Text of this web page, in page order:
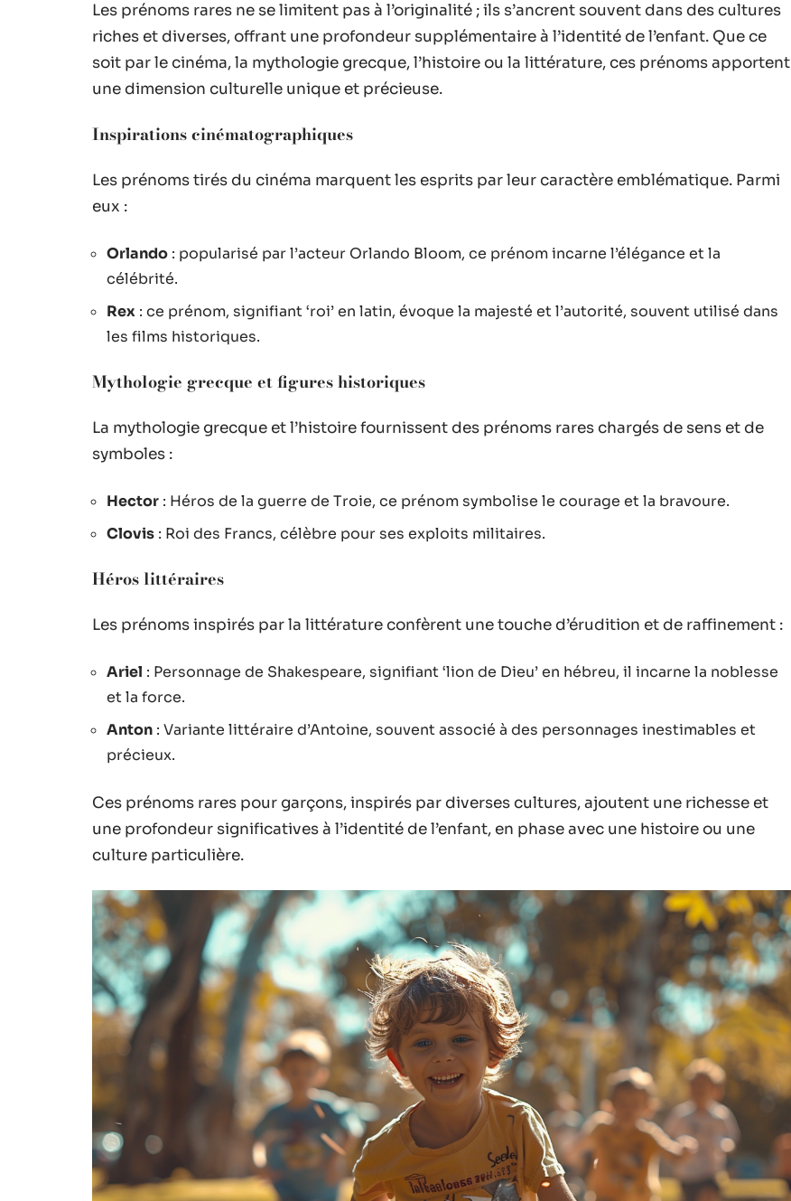
Les prénoms rares ne se limitent pas à l’originalité ; ils s’ancrent souvent dans des cultures
riches et diverses, offrant une profondeur supplémentaire à l’identité de l’enfant. Que ce
soit par le cinéma, la mythologie grecque, l’histoire ou la littérature, ces prénoms apportent
une dimension culturelle unique et précieuse.
Inspirations cinématographiques
Les prénoms tirés du cinéma marquent les esprits par leur caractère emblématique. Parmi
eux :
Orlando : popularisé par l’acteur Orlando Bloom, ce prénom incarne l’élégance et la
célébrité.
Rex : ce prénom, signifiant ‘roi’ en latin, évoque la majesté et l’autorité, souvent utilisé dans
les films historiques.
Mythologie grecque et figures historiques
La mythologie grecque et l’histoire fournissent des prénoms rares chargés de sens et de
symboles :
Hector : Héros de la guerre de Troie, ce prénom symbolise le courage et la bravoure.
Clovis : Roi des Francs, célèbre pour ses exploits militaires.
Héros littéraires
Les prénoms inspirés par la littérature confèrent une touche d’érudition et de raffinement :
Ariel : Personnage de Shakespeare, signifiant ‘lion de Dieu’ en hébreu, il incarne la noblesse
et la force.
Anton : Variante littéraire d’Antoine, souvent associé à des personnages inestimables et
précieux.
Ces prénoms rares pour garçons, inspirés par diverses cultures, ajoutent une richesse et
une profondeur significatives à l’identité de l’enfant, en phase avec une histoire ou une
culture particulière.